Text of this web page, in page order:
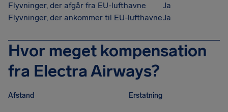
Flyvninger, der afgår fra EU-lufthavne
Ja
Flyvninger, der ankommer til EU-lufthavneJa
Hvor meget kompensation
fra Electra Airways?
Afstand Erstatning